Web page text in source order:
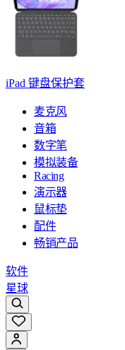
iPad 键盘保护套
麦克风
音箱
数字笔
模拟装备
Racing
演示器
鼠标垫
配件
畅销产品
软件
星球